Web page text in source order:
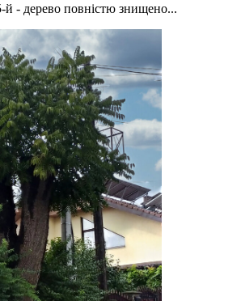
- дерево повністю знищено...